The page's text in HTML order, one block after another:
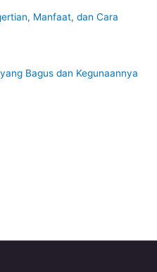
Manfaat, dan Cara
Bagus dan Kegunaannya